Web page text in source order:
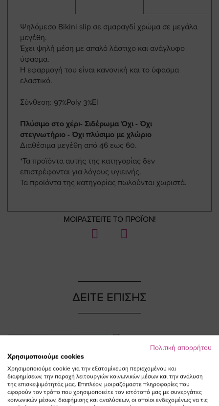
Ψηλόμεσο Bikini slip σε σμαραγδί χρώμα σε μεγάλα
μεγέθη.
Έχει ψηλή μέση με απαλό λάστιχο και ανάγλυφο
ύφασμα.
Η εφαρμογή του είναι κανονική και το ύφασμα
ελαστικό.
Σύνθεση: 97%Poly 3%El
Πλύσιμο στο χέρι- Σιδέρωμα Όχι - Όχι
στεγνωτήριο - Όχι πλύσιμο με χλώριο
Διαθέσιμα μεγέθη από 46 εως 60.
*Τα προϊόντα αυτής της κατηγορίας δεν
επιστρέφονται για λόγους υγιεινής.
Τα προϊόντα της κατηγορίας πωλούνται χωριστά.
ΜΟΙΡΑΣΤΕΙΤΕ ΤΟ ΠΡΟΪΟΝ!
ΔΕΙΤΕ ΕΠΙΣΗΣ
Πολιτική απορρήτου
Χρησιμοποιούμε cookies
Χρησιμοποιούμε cookie για την εξατομίκευση περιεχομένου και
διαφημίσεων, την παροχή λειτουργιών κοινωνικών μέσων και την ανάλυση
της επισκεψιμότητάς μας. Επιπλέον, μοιραζόμαστε πληροφορίες που
αφορούν τον τρόπο που χρησιμοποιείτε τον ιστότοπό μας με συνεργάτες
κοινωνικών μέσων, διαφήμισης και αναλύσεων, οι οποίοι ενδεχομένως να τις